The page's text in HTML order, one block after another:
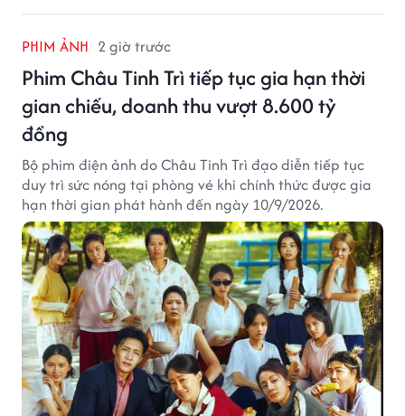
PHIM ẢNH 2 giờ trước
Phim Châu Tinh Trì tiếp tục gia hạn thời
gian chiếu, doanh thu vượt 8.600 tỷ
đồng
Bộ phim điện ảnh do Châu Tinh Trì đạo diễn tiếp tục
duy trì sức nóng tại phòng vé khi chính thức được gia
hạn thời gian phát hành đến ngày 10/9/2026.